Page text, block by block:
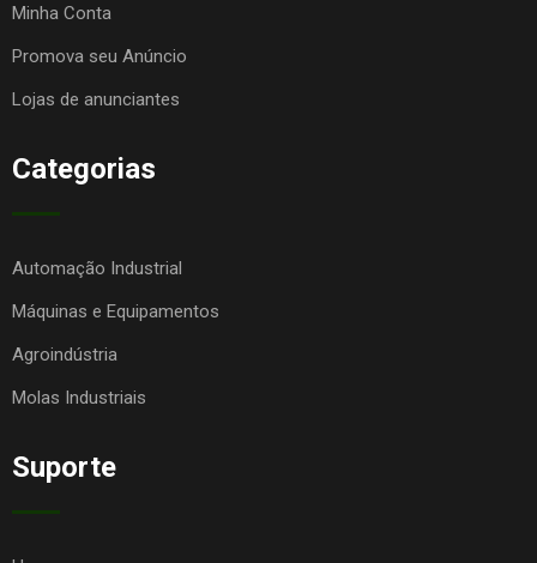
Minha Conta
Promova seu Anúncio
Lojas de anunciantes
Categorias
Automação Industrial
Máquinas e Equipamentos
Agroindústria
Molas Industriais
Suporte